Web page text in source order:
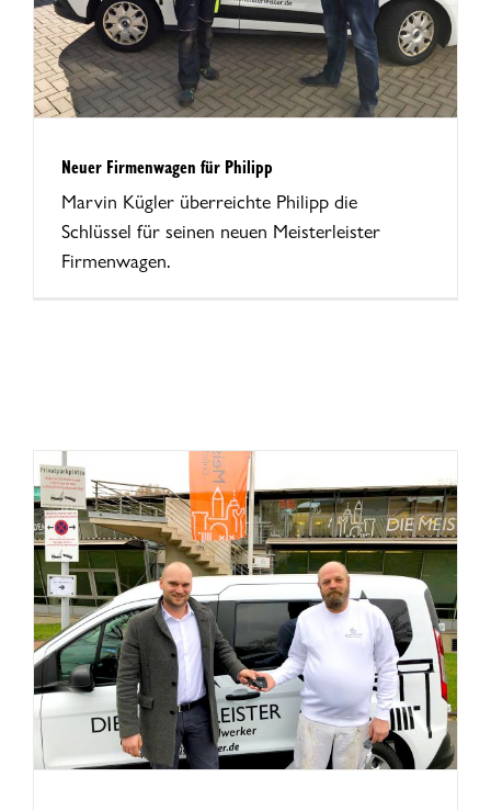
Neuer Firmenwagen für Philipp
Marvin Kügler überreichte Philipp die
Schlüssel für seinen neuen Meisterleister
Firmenwagen.